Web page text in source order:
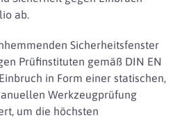
ab.
Sicherheitsfenster
Prüfinstituten gemäß DIN EN
in Form einer statischen,
Werkzeugprüfung
um die höchsten